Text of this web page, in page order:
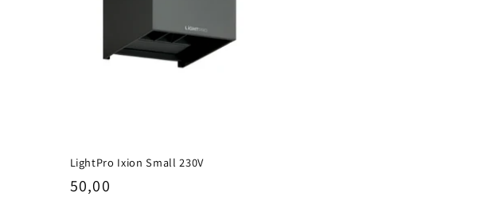
LightPro Ixion Small 230V
Normale
50,00